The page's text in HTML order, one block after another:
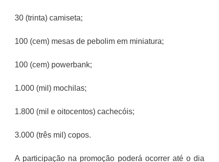
30 (trinta) camiseta;
100 (cem) mesas de pebolim em miniatura;
100 (cem) powerbank;
1.000 (mil) mochilas;
1.800 (mil e oitocentos) cachecóis;
3.000 (três mil) copos.
A participação na promoção poderá ocorrer até o dia